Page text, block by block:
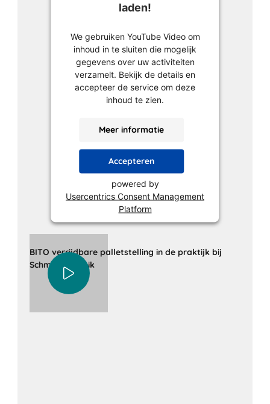
laden!
We gebruiken YouTube Video om
inhoud in te sluiten die mogelijk
gegevens over uw activiteiten
verzamelt. Bekijk de details en
accepteer de service om deze
inhoud te zien.
Meer informatie
Accepteren
powered by
Usercentrics Consent Management
Platform
BITO verrijdbare palletstelling in de praktijk bij
Schmitt Logistik